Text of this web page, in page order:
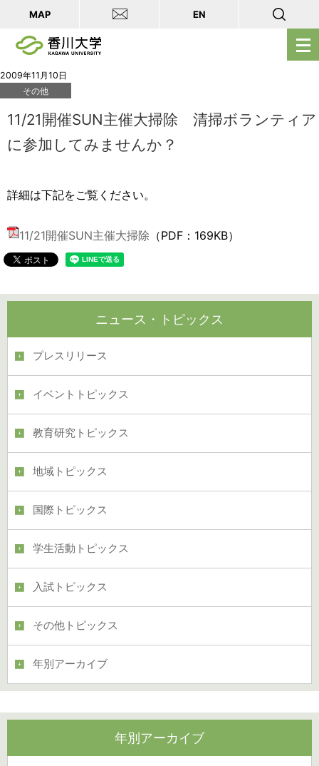
メ
ニ
を
MAP EN
2009年11月10日
その他
11/21開催SUN主催大掃除 清掃ボランティア
に参加してみませんか？
詳細は下記をご覧ください。
11/21開催SUN主催大掃除 （PDF：169KB）
ニュース・トピックス
プレスリリース
イベントトピックス
教育研究トピックス
地域トピックス
国際トピックス
学生活動トピックス
入試トピックス
その他トピックス
年別アーカイブ
年別アーカイブ